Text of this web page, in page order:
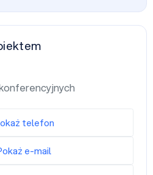
telefon
e-mail